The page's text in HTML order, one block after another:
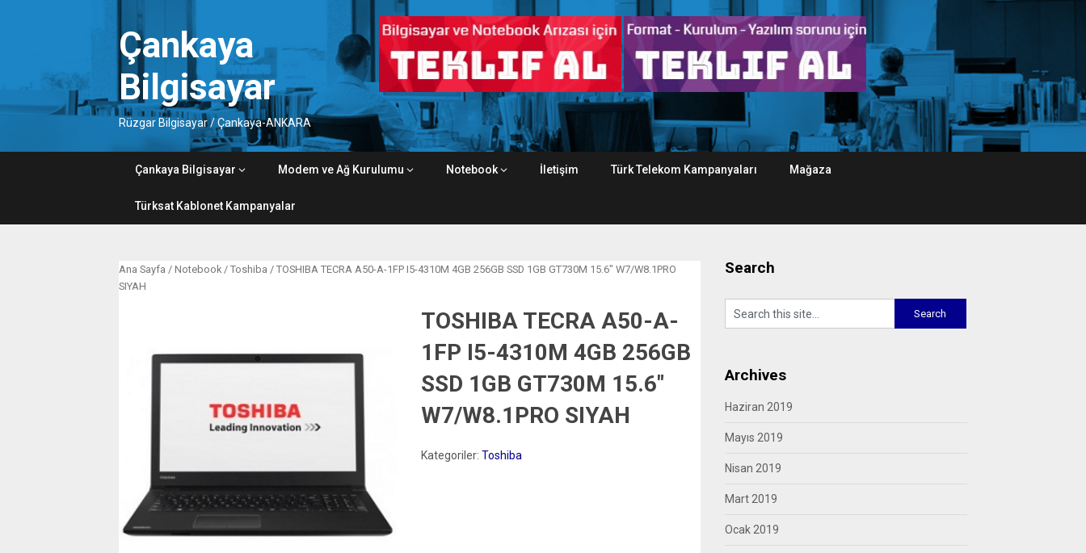
Çankaya
Bilgisayar
Rüzgar Bilgisayar / Çankaya-ANKARA
Çankaya Bilgisayar Modem ve Ağ Kurulumu Notebook İletişim Türk Telekom Kampanyaları Mağaza
Türksat Kablonet Kampanyalar
Ana Sayfa / Notebook / Toshiba / TOSHIBA TECRA A50-A-1FP I5-4310M 4GB 256GB SSD 1GB GT730M 15.6″ W7/W8.1PRO
SIYAH
TOSHIBA TECRA A50-A-
1FP I5-4310M 4GB 256GB
SSD 1GB GT730M 15.6″
W7/W8.1PRO SIYAH
Kategoriler:Toshiba
Search
Archives
Haziran 2019
Mayıs 2019
Nisan 2019
Mart 2019
Ocak 2019